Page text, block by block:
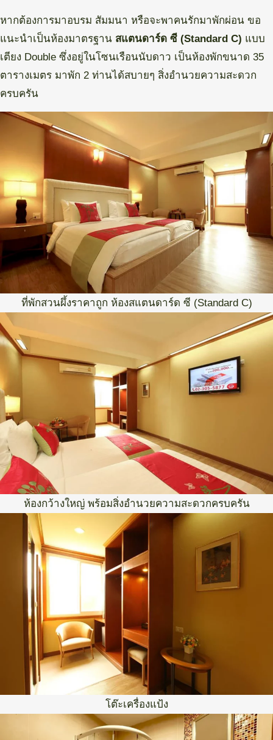
หากต้องการมาอบรม สัมมนา หรือจะพาคนรักมาพักผ่อน ขอ
แนะนำเป็นห้องมาตรฐาน สแตนดาร์ด ซี (Standard C) แบบ
เตียง Double ซึ่งอยู่ในโซนเรือนนับดาว เป็นห้องพักขนาด 35
ตารางเมตร มาพัก 2 ท่านได้สบายๆ สิ่งอำนวยความสะดวก
ครบครัน
ที่พักสวนผึ้งราคาถูก ห้องสแตนดาร์ด ซี (Standard C)
ห้องกว้างใหญ่ พร้อมสิ่งอำนวยความสะดวกครบครัน
โต๊ะเครื่องแป้ง